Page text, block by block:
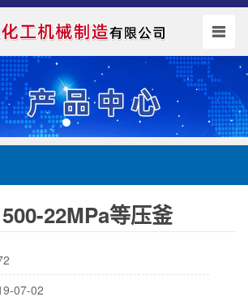
22MPa等压釜
07-02